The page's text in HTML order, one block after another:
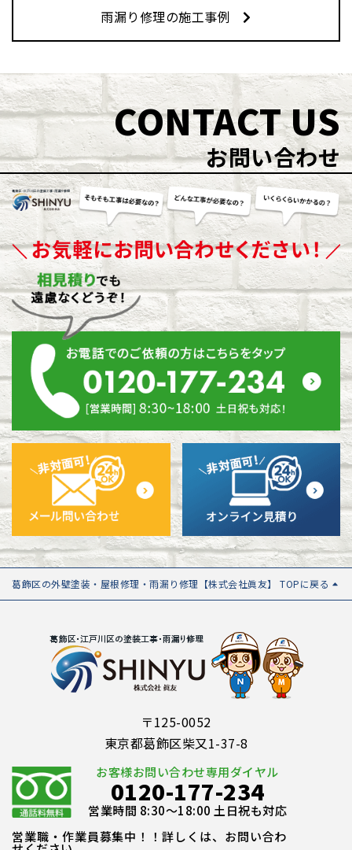
雨漏り修理の施工事例
CONTACT US
お問い合わせ
葛飾区の外壁塗装・屋根修理・雨漏り修理【株式会社眞友】 TOPに戻る
〒125-0052
東京都葛飾区柴又1-37-8
お客様お問い合わせ専用ダイヤル
0120-177-234
営業時間 8:30～18:00 土日祝も対応
営業職・作業員募集中！！詳しくは、お問い合わ